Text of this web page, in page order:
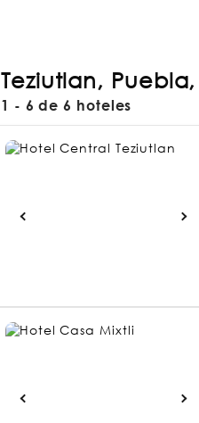
Teziutlan,
1 - 6 de 6 hoteles